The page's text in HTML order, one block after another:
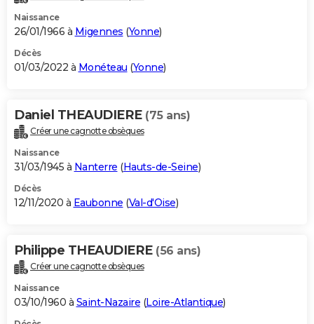
Naissance
26/01/1966 à Migennes (Yonne)
Décès
01/03/2022 à Monéteau (Yonne)
Daniel THEAUDIERE (75 ans)
Créer une cagnotte obsèques
Naissance
31/03/1945 à Nanterre (Hauts-de-Seine)
Décès
12/11/2020 à Eaubonne (Val-d'Oise)
Philippe THEAUDIERE (56 ans)
Créer une cagnotte obsèques
Naissance
03/10/1960 à Saint-Nazaire (Loire-Atlantique)